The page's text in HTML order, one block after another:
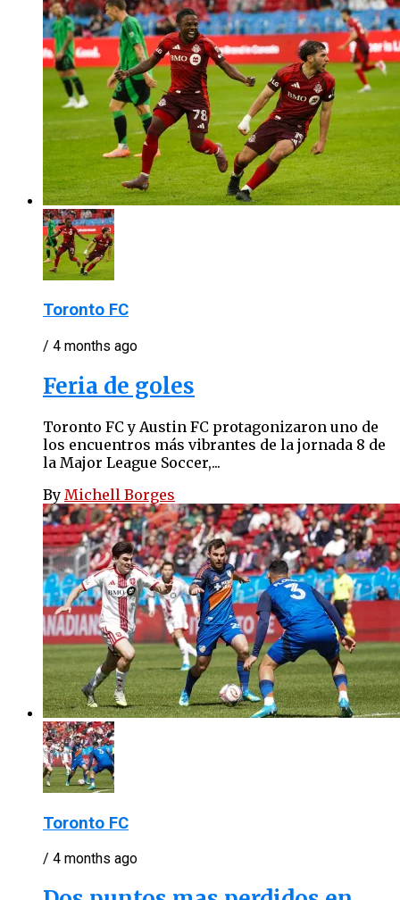
Toronto FC
/ 4 months ago
Feria de goles
Toronto FC y Austin FC protagonizaron uno de
los encuentros más vibrantes de la jornada 8 de
la Major League Soccer,...
By Michell Borges
Toronto FC
/ 4 months ago